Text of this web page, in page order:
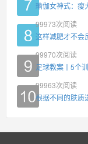
瑜伽女神式：瘦
99973次阅读
这样减肥才不会
99970次阅读
足球教案丨5个
99963次阅读
根据不同的肤质